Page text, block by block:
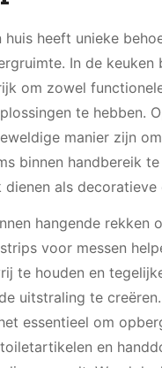
huis heeft unieke
In de keuken
om zowel
te hebben.
manier zijn
binnen handbereik te
als decoratieve
hangende rekken
voor messen
te houden en
uitstraling te
essentieel om
en